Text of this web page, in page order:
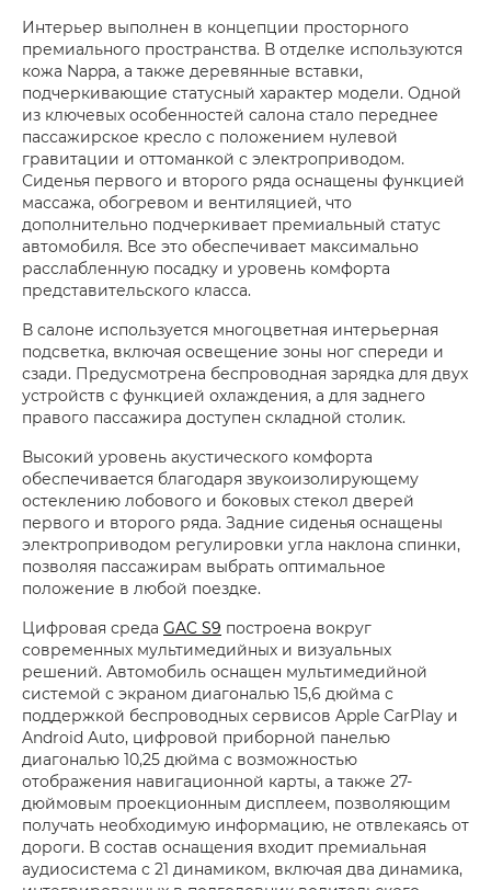
Интерьер выполнен в концепции просторного
премиального пространства. В отделке используются
кожа Nappa, а также деревянные вставки,
подчеркивающие статусный характер модели. Одной
из ключевых особенностей салона стало переднее
пассажирское кресло с положением нулевой
гравитации и оттоманкой с электроприводом.
Сиденья первого и второго ряда оснащены функцией
массажа, обогревом и вентиляцией, что
дополнительно подчеркивает премиальный статус
автомобиля. Все это обеспечивает максимально
расслабленную посадку и уровень комфорта
представительского класса.
В салоне используется многоцветная интерьерная
подсветка, включая освещение зоны ног спереди и
сзади. Предусмотрена беспроводная зарядка для двух
устройств с функцией охлаждения, а для заднего
правого пассажира доступен складной столик.
Высокий уровень акустического комфорта
обеспечивается благодаря звукоизолирующему
остеклению лобового и боковых стекол дверей
первого и второго ряда. Задние сиденья оснащены
электроприводом регулировки угла наклона спинки,
позволяя пассажирам выбрать оптимальное
положение в любой поездке.
Цифровая среда GAC S9 построена вокруг
современных мультимедийных и визуальных
решений. Автомобиль оснащен мультимедийной
системой с экраном диагональю 15,6 дюйма с
поддержкой беспроводных сервисов Apple CarPlay и
Android Auto, цифровой приборной панелью
диагональю 10,25 дюйма с возможностью
отображения навигационной карты, а также 27-
дюймовым проекционным дисплеем, позволяющим
получать необходимую информацию, не отвлекаясь от
дороги. В состав оснащения входит премиальная
аудиосистема с 21 динамиком, включая два динамика,